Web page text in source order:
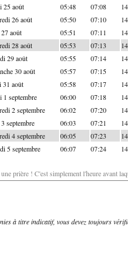
25 août 05:48 07:08
26 août 05:50 07:10
août 05:51 07:11
28 août 05:53 07:13
29 août 05:55 07:14
30 août 05:57 07:15
31 août 05:58 07:17
1 septembre 06:00 07:18
2 septembre 06:02 07:20
septembre 06:03 07:21
4 septembre 06:05 07:23
5 septembre 06:07 07:24
prière ! C'est simplement l'heure avant
à titre indicatif, vous devez toujours